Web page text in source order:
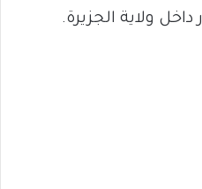
داخل ولاية الجزيرة.